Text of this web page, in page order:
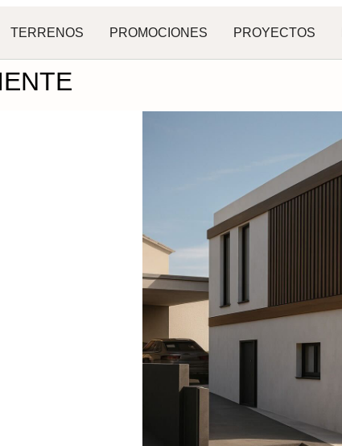
TERRENOS PROMOCIONES PROYECTOS